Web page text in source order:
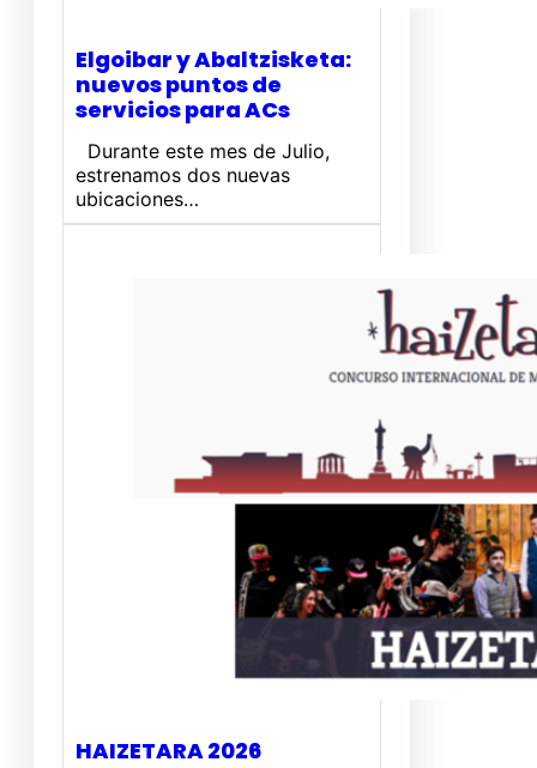
Elgoibar y Abaltzisketa:
nuevos puntos de
servicios para ACs
Durante este mes de Julio,
estrenamos dos nuevas
ubicaciones…
HAIZETARA 2026